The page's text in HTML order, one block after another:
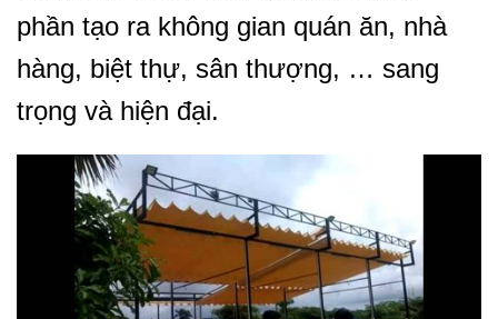
phần tạo ra không gian quán ăn, nhà
hàng, biệt thự, sân thượng, … sang
trọng và hiện đại.